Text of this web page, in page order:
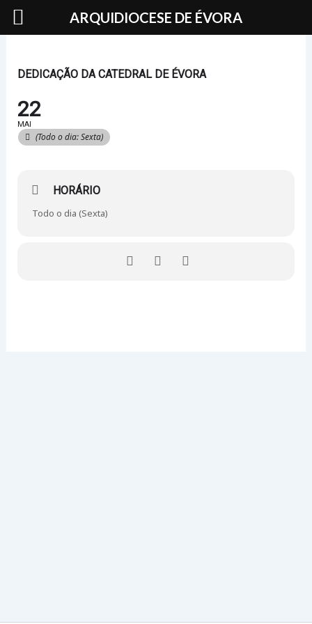
Skip
DEDICAÇÃO DA CATEDRAL DE ÉVORA
22
MAI
(Todo o dia: Sexta)
HORÁRIO
Todo o dia (Sexta)
ARQUIDIOCESE DE ÉVORA